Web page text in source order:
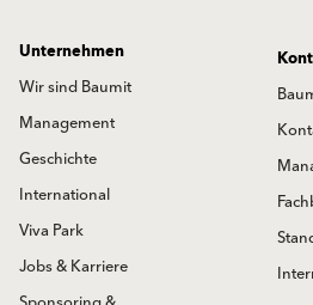
Unternehmen
Wir sind Baumit
Management
Geschichte
International
Viva Park
Jobs & Karriere